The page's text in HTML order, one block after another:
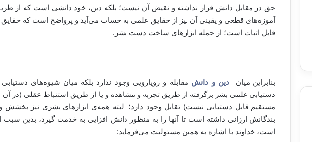
حق در مقابل دانش قرار نداشته و نقیض آن نیست؛ بلکه دین، خود دانشی است که
آموزه‌های قطعی و یقینی آن نیز از حقایق علمی به حساب می‌آید و پرواضح است که
قابل اثبات است؛ از جمله ابزارهای ساخت دست بشر.
بنابراین میاندین و دانش مقابله و رویارویی وجود ندارد بلکه میان شیوه‌های
دستیابی علمی بشر برگرفته از طریق تجربه و مشاهده و یا از طریق استنباط عقلی (در
مستقیم قابل دستیابی نیست) تقابل وجود دارد؛ البته همه‌ی ابزارهای بشری نیز
بندگانش ارزانی داشته است تا آنها را به منظور دانش افزایی به خدمت گیرد، بدین
است، خداوند با اشاره به همین مسئولیت می‌فرماید: